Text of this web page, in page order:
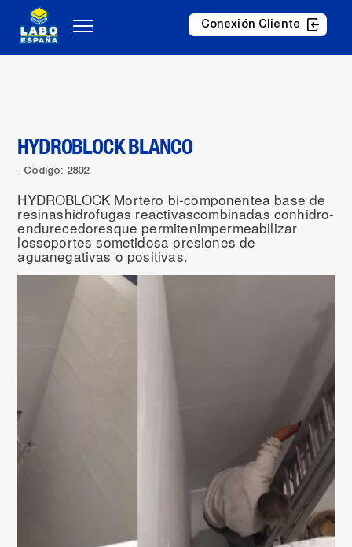
Conexión Cliente
HYDROBLOCK BLANCO
Código: 2802
HYDROBLOCK Mortero bi-componentea base de
resinashidrofugas reactivascombinadas conhidro-
endurecedoresque permitenimpermeabilizar
lossoportes sometidosa presiones de
aguanegativas o positivas.